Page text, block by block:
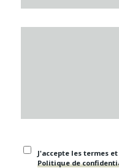
J'accepte les termes
Politique de